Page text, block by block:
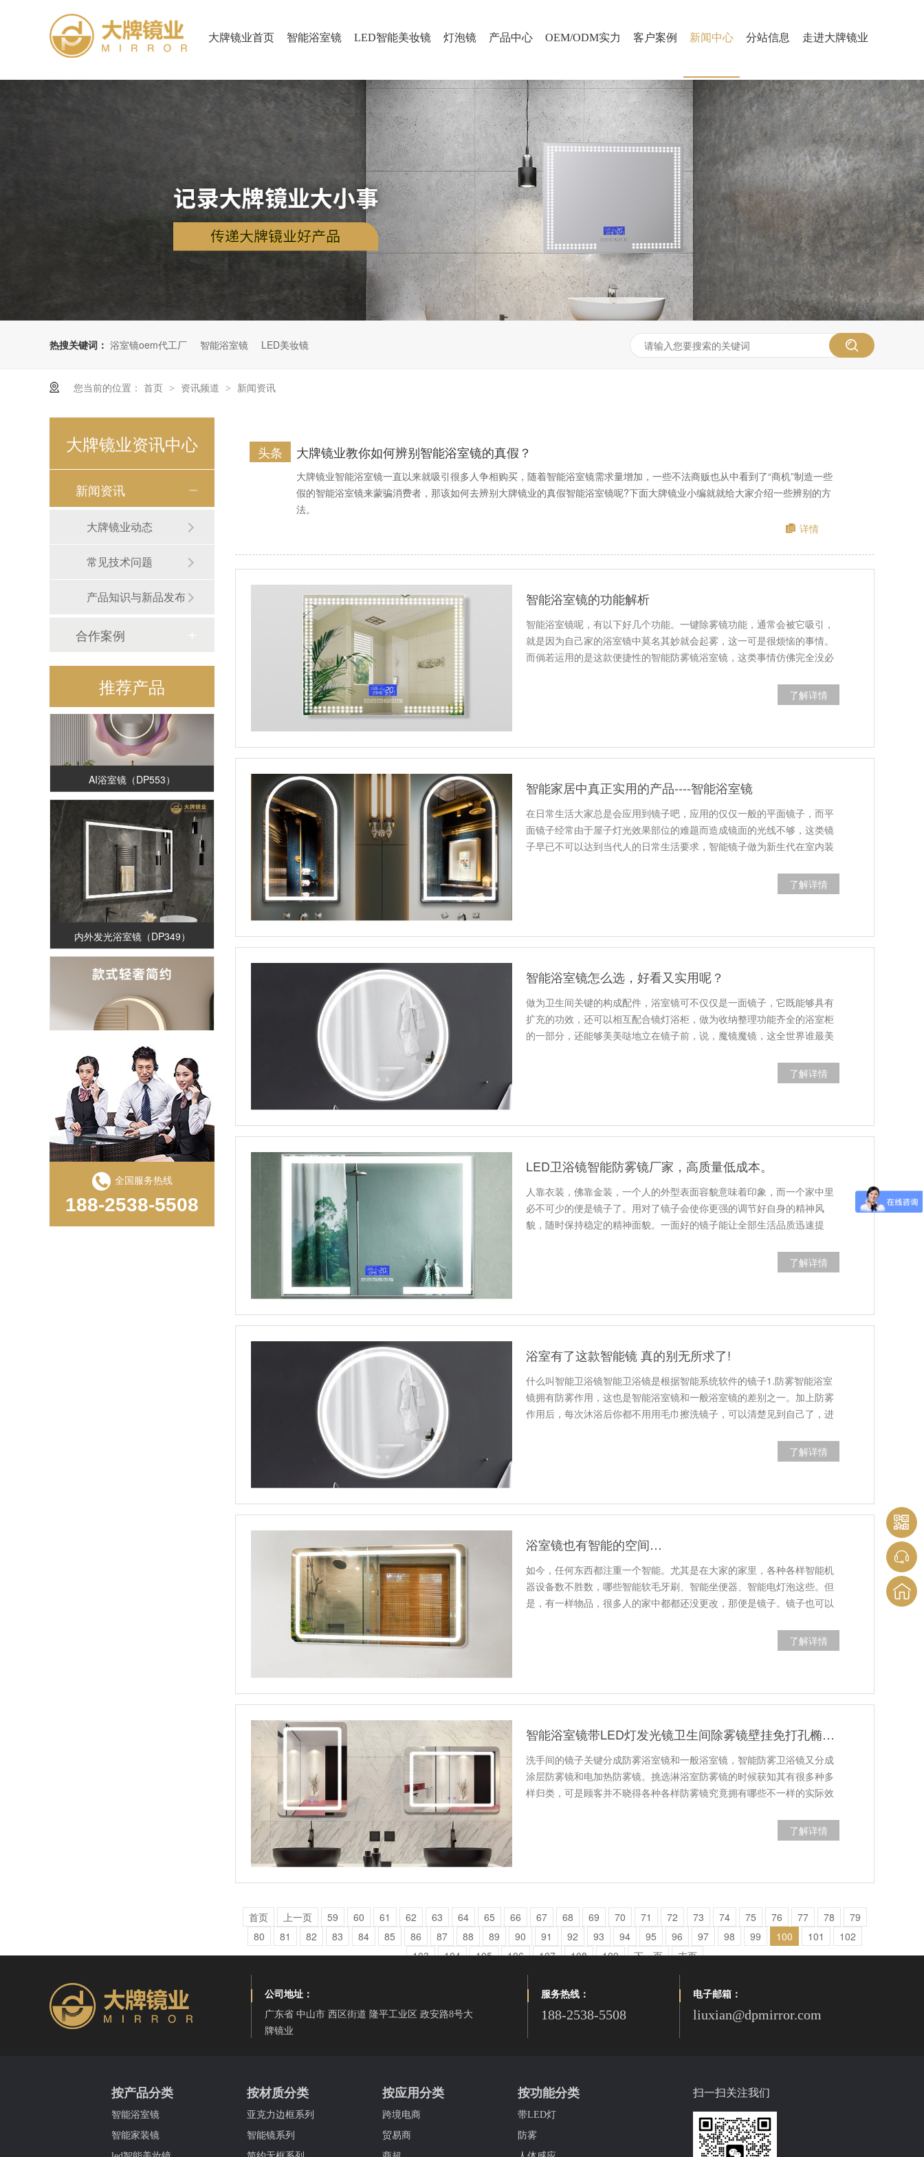
大牌镜业首页 智能浴室镜 LED智能美妆镜 灯泡镜 产品中心 OEM/ODM实力 客户案例 新闻中心 分站信息 走进大牌镜业
热搜关键词： 浴室镜oem代工厂 智能浴室镜 LED美妆镜
您当前的位置： 首页 > 资讯频道 > 新闻资讯
大牌镜业教你如何辨别智能浴室镜的真假？
头条
大牌镜业智能浴室镜一直以来就吸引很多人争相购买，随着智能浴室镜需求量增加，一些不法商贩也从中看到了“商机”制造一些
假的智能浴室镜来蒙骗消费者，那该如何去辨别大牌镜业的真假智能浴室镜呢?下面大牌镜业小编就就给大家介绍一些辨别的方
法。
详情
智能浴室镜的功能解析
智能浴室镜呢，有以下好几个功能。一键除雾镜功能，通常会被它吸引，
就是因为自己家的浴室镜中莫名其妙就会起雾，这一可是很烦恼的事情。
而倘若运用的是这款便捷性的智能防雾镜浴室镜，这类事情仿佛完全没必
了解详情
智能家居中真正实用的产品----智能浴室镜
在日常生活大家总是会应用到镜子吧，应用的仅仅一般的平面镜子，而平
面镜子经常由于屋子灯光效果部位的难题而造成镜面的光线不够，这类镜
子早已不可以达到当代人的日常生活要求，智能镜子做为新生代在室内装
了解详情
智能浴室镜怎么选，好看又实用呢？
做为卫生间关键的构成配件，浴室镜可不仅仅是一面镜子，它既能够具有
扩充的功效，还可以相互配合镜灯浴柜，做为收纳整理功能齐全的浴室柜
的一部分，还能够美美哒地立在镜子前，说，魔镜魔镜，这全世界谁最美
了解详情
LED卫浴镜智能防雾镜厂家，高质量低成本。
人靠衣装，佛靠金装，一个人的外型表面容貌意味着印象，而一个家中里
必不可少的便是镜子了。用对了镜子会使你更强的调节好自身的精神风
貌，随时保持稳定的精神面貌。一面好的镜子能让全部生活品质迅速提
了解详情
浴室有了这款智能镜 真的别无所求了!
什么叫智能卫浴镜智能卫浴镜是根据智能系统软件的镜子1.防雾智能浴室
镜拥有防雾作用，这也是智能浴室镜和一般浴室镜的差别之一。加上防雾
作用后，每次沐浴后你都不用用毛巾擦洗镜子，可以清楚见到自己了，进
了解详情
浴室镜也有智能的空间…
如今，任何东西都注重一个智能。尤其是在大家的家里，各种各样智能机
器设备数不胜数，哪些智能软毛牙刷、智能坐便器、智能电灯泡这些。但
是，有一样物品，很多人的家中都都还没更改，那便是镜子。镜子也可以
了解详情
智能浴室镜带LED灯发光镜卫生间除雾镜壁挂免打孔椭圆浴室镜直供
洗手间的镜子关键分成防雾浴室镜和一般浴室镜，智能防雾卫浴镜又分成
涂层防雾镜和电加热防雾镜。挑选淋浴室防雾镜的时候获知其有很多种多
样归类，可是顾客并不晓得各种各样防雾镜究竟拥有哪些不一样的实际效
了解详情
首页 上一页 59 60 61 62 63 64 65 66 67 68 69 70 71 72 73 74 75 76 77 78
79
80
81 82 83 84 85 86 87 88 89 90 91 92 93 94 95 96 97 98 99 100 101
102
103
104 105 106 107 108 109 下一页 末页
大牌镜业资讯中心
新闻资讯
大牌镜业动态
常见技术问题
产品知识与新品发布
合作案例
推荐产品
水晶花纹浴室镜
AI浴室镜（DP553）
内外发光浴室镜（DP349）
镭雕工艺浴室镜（DP321-X）
水晶花纹浴室镜
全国服务热线
188-2538-5508
公司地址：
广东省 中山市 西区街道 隆平工业区 政安路8号大
牌镜业
服务热线：
188-2538-5508
电子邮箱：
liuxian@dpmirror.com
扫一扫关注我们
按产品分类
智能浴室镜
智能家装镜
按材质分类
亚克力边框系列
智能镜系列
按应用分类
跨境电商
贸易商
按功能分类
带LED灯
防雾